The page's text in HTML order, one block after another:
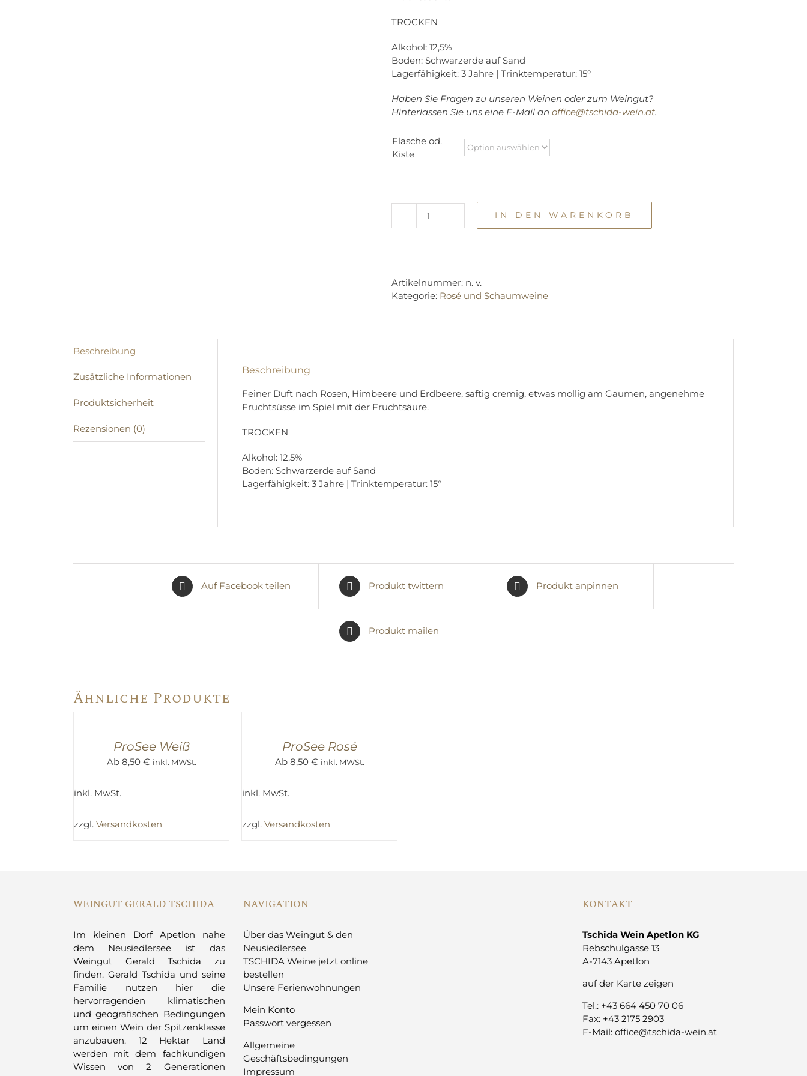
TROCKEN
Alkohol: 12,5%
Boden: Schwarzerde auf Sand
Lagerfähigkeit: 3 Jahre | Trinktemperatur: 15°
Haben Sie Fragen zu unseren Weinen oder zum Weingut?
Hinterlassen Sie uns eine E-Mail an office@tschida-wein.at.
Flasche od.
Kiste
Rosé
IN DEN WARENKORB
Artikelnummer: n. v.
Kategorie: Rosé und Schaumweine
Beschreibung
Zusätzliche Informationen
Produktsicherheit
Rezensionen (0)
Beschreibung
Feiner Duft nach Rosen, Himbeere und Erdbeere, saftig cremig, etwas mollig am Gaumen, angenehme
Fruchtsüsse im Spiel mit der Fruchtsäure.
TROCKEN
Alkohol: 12,5%
Boden: Schwarzerde auf Sand
Lagerfähigkeit: 3 Jahre | Trinktemperatur: 15°
Auf Facebook teilen Produkt twittern Produkt anpinnen
Produkt mailen
Ähnliche Produkte
AUSFÜHRUNG
ProSee Weiß
Ab 8,50 € inkl. MWSt.
inkl. MwSt.
zzgl. Versandkosten
ProSee Rosé
Ab 8,50 € inkl. MWSt.
inkl. MwSt.
zzgl. Versandkosten
WEINGUT GERALD TSCHIDA
Im kleinen Dorf Apetlon nahe
dem Neusiedlersee ist das
Weingut Gerald Tschida zu
finden. Gerald Tschida und seine
Familie nutzen hier die
hervorragenden klimatischen
und geografischen Bedingungen
um einen Wein der Spitzenklasse
anzubauen. 12 Hektar Land
werden mit dem fachkundigen
Wissen von 2 Generationen
NAVIGATION
Über das Weingut & den
Neusiedlersee
TSCHIDA Weine jetzt online
bestellen
Unsere Ferienwohnungen
Mein Konto
Passwort vergessen
Allgemeine
Geschäftsbedingungen
Impressum
KONTAKT
Tschida Wein Apetlon KG
Rebschulgasse 13
A-7143 Apetlon
auf der Karte zeigen
Tel.: +43 664 450 70 06
Fax: +43 2175 2903
E-Mail: office@tschida-wein.at